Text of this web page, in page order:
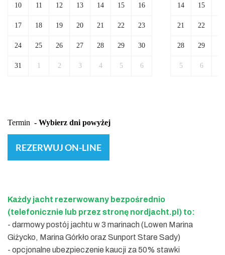
REZERWUJ ON-LINE
Każdy jacht rezerwowany bezpośrednio
(telefonicznie lub przez stronę nordjacht.pl) to:
- darmowy postój jachtu w 3 marinach (Lowen Marina
Giżycko, Marina Górkło oraz Sunport Stare Sady)
- opcjonalne ubezpieczenie kaucji za 50% stawki